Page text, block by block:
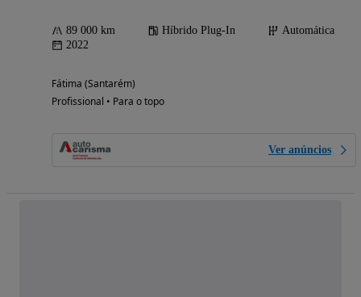
89 000 km Híbrido Plug-In
Automática
2022
Fátima (Santarém)
Profissional • Para o topo
Ver anúncios